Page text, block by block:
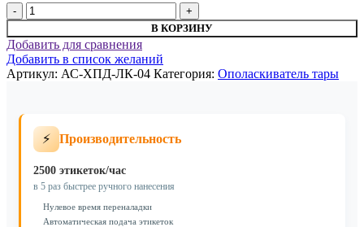
Количество
товара
Оборудование
для
очистки
тары
ЛК-04
В КОРЗИНУ
Добавить для сравнения
Добавить в список желаний
Артикул: АС-ХПД-ЛК-04 Категория: Ополаскиватель тары
⚡ Производительность
2500 этикеток/час
в 5 раз быстрее ручного нанесения
Нулевое время переналадки
Автоматическая подача этикеток